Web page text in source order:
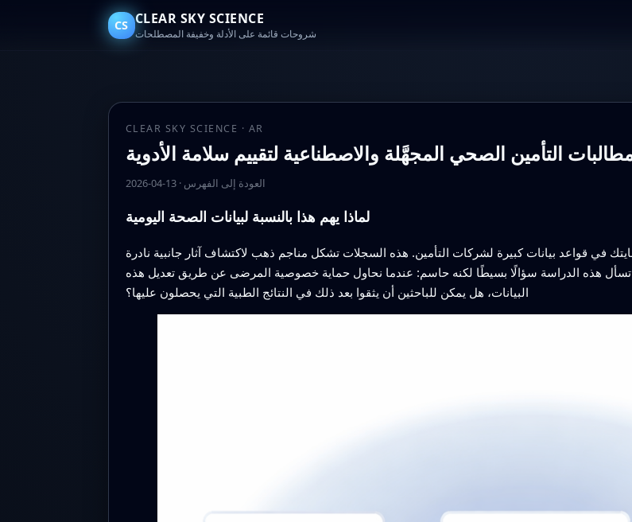
CS CLEAR SKY SCIENCE
شروحات قائمة على الأدلة وخفيفة المصطلحات
CLEAR SKY SCIENCE · AR
التأمين الصحي المجهَّلة والاصطناعية لتقييم سلامة الأدوية
2026-04-13· العودة إلى الفهرس
لماذا يهم هذا بالنسبة لبيانات الصحة اليومية
في قواعد بيانات كبيرة لشركات التأمين. هذه السجلات تشكل مناجم ذهب لاكتشاف آثار جانبية نادرة
تسأل هذه الدراسة سؤالًا بسيطًا لكنه حاسم: عندما نحاول حماية خصوصية المرضى عن طريق تعديل هذه
البيانات، هل يمكن للباحثين أن يثقوا بعد ذلك في النتائج الطبية التي يحصلون عليها؟